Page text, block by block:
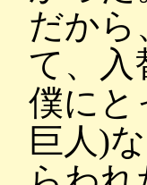
だから
て、入
僕にと
巨人)